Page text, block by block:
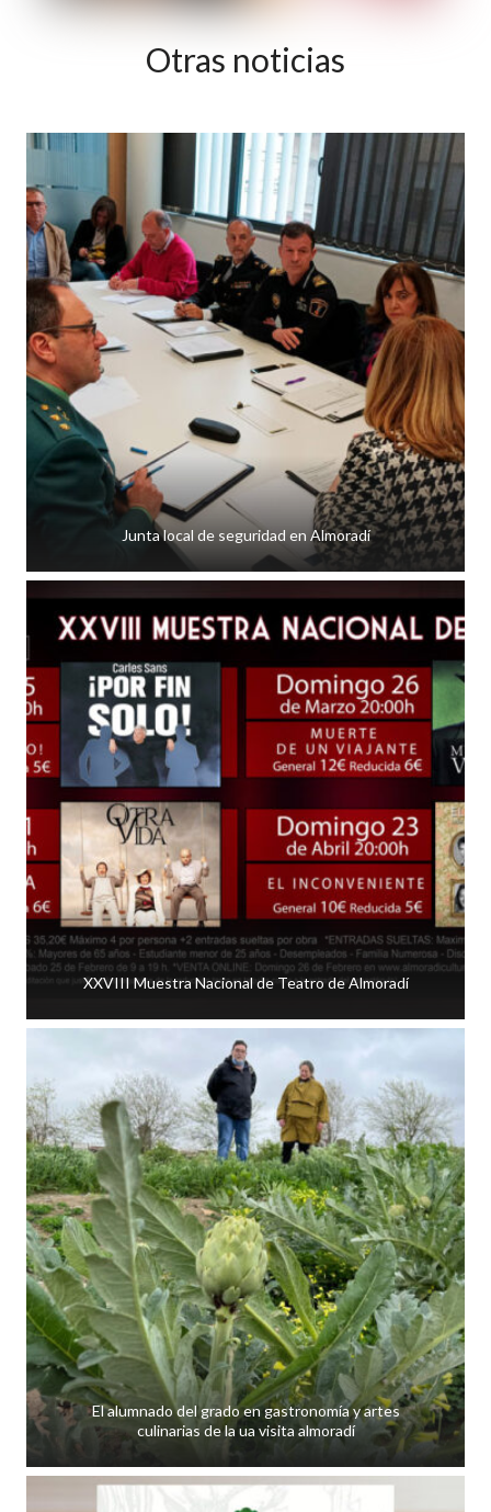
Otras noticias
Junta local de seguridad en Almoradí
XXVIII Muestra Nacional de Teatro de Almoradí
El alumnado del grado en gastronomía y artes
culinarias de la ua visita almoradí